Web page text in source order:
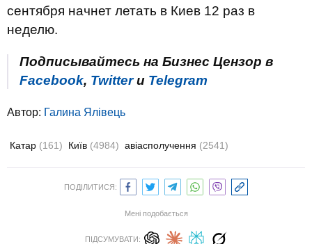
сентября начнет летать в Киев 12 раз в
неделю.
Подписывайтесь на Бизнес Цензор в
Facebook, Twitterи Telegram
Автор: Галина Ялівець
Катар (161) Київ (4984) авіасполучення (2541)
ПОДІЛИТИСЯ:
Мені подобається
ПІДСУМУВАТИ: